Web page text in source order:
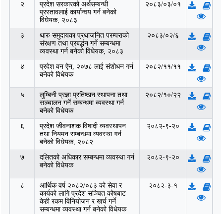
२
प्रदेश सरकारको अर्थसम्बन्धी
प्रस्तावलाई कार्यान्वय गर्न बनेको
विधेयक, २०८३
२०८३/०३/०१
३
थारु समुदायका प्रथाजनित परम्पराको
संरक्षण तथा प्रबर्द्धन गर्ने सम्बन्धमा
व्यवस्था गर्न बनेको विधेयक, २०८३
२०८३/०२/६
४
प्रदेश वन ऐन, २०७८ लाई संशोधन गर्न
बनेको विधेयक
२०८२/११/११
५
लुम्बिनी प्रज्ञा प्रतिष्ठान स्थापना तथा
सञ्चालन गर्ने सम्बन्धमा व्यवस्था गर्न
बनेको विधेयक
२०८२/१०/२२
६
प्रदेश जीवनाशक विषादी व्यवस्थापन
तथा नियमन सम्बन्धमा व्यवस्था गर्न
बनेको विधेयक, २०८२
२०८२-९-२०
७
दलितको अधिकार सम्बन्धमा व्यवस्था गर्न
बनेको विधेयक
२०८२-९-२०
८
आर्थिक वर्ष २०८२/०८३ को सेवा र
कार्यको लागि प्रदेश सञ्‍चित कोषबाट
केही रकम विनियोजन र खर्च गर्ने
सम्बन्धमा व्यवस्था गर्न बनेको विधेयक
२०८२-३-१